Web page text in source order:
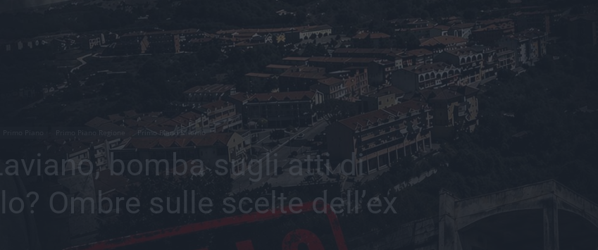
Primo Piano Salerno
bomba sugli atti di
Ombre sulle scelte dell’ex